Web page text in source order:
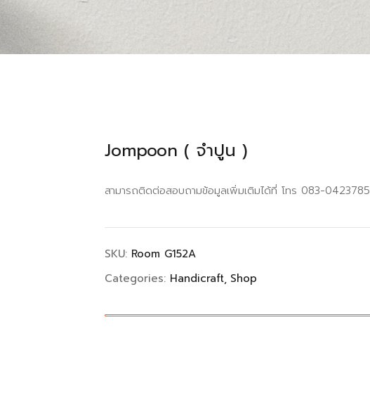
Jompoon ( จำปูน )
สามารถติดต่อสอบถามข้อมูลเพิ่มเติมได้ที่ โทร 083-0423785
SKU: Room G152A
Categories: Handicraft Shop